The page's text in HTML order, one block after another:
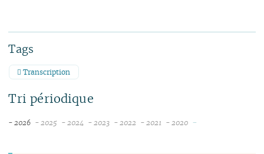
Tags
Transcription
Tri périodique
- 2026 - 2025 - 2024 - 2023 - 2022 - 2021 - 2020 -